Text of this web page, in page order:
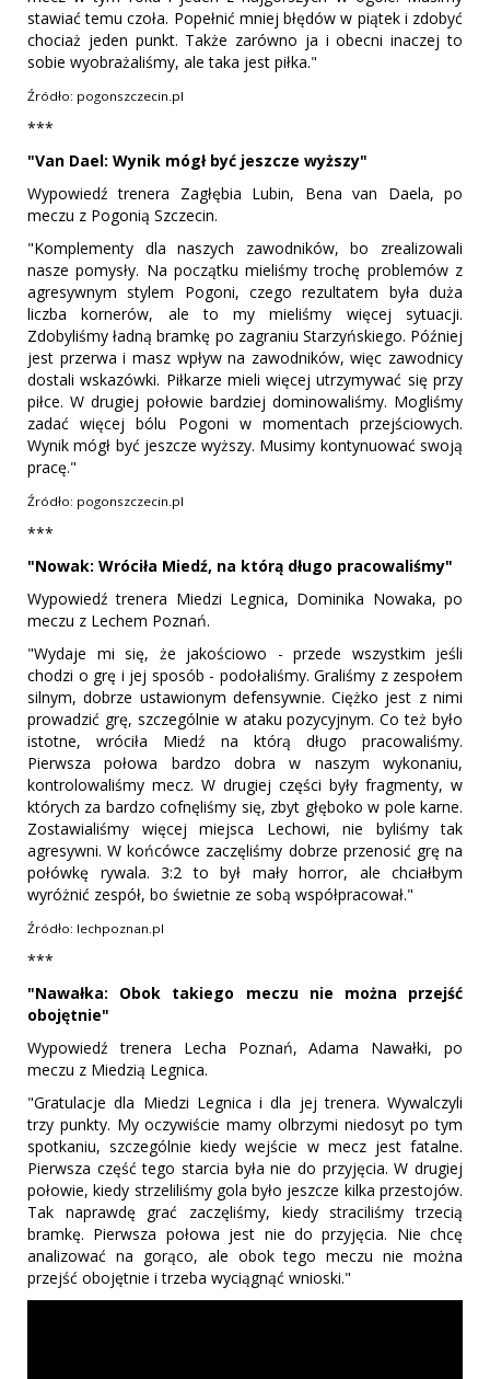
stawiać temu czoła. Popełnić mniej błędów w piątek i zdobyć
chociaż jeden punkt. Także zarówno ja i obecni inaczej to
sobie wyobrażaliśmy, ale taka jest piłka."
Źródło: pogonszczecin.pl
***
"Van Dael: Wynik mógł być jeszcze wyższy"
Wypowiedź trenera Zagłębia Lubin, Bena van Daela, po
meczu z Pogonią Szczecin.
"Komplementy dla naszych zawodników, bo zrealizowali
nasze pomysły. Na początku mieliśmy trochę problemów z
agresywnym stylem Pogoni, czego rezultatem była duża
liczba kornerów, ale to my mieliśmy więcej sytuacji.
Zdobyliśmy ładną bramkę po zagraniu Starzyńskiego. Później
jest przerwa i masz wpływ na zawodników, więc zawodnicy
dostali wskazówki. Piłkarze mieli więcej utrzymywać się przy
piłce. W drugiej połowie bardziej dominowaliśmy. Mogliśmy
zadać więcej bólu Pogoni w momentach przejściowych.
Wynik mógł być jeszcze wyższy. Musimy kontynuować swoją
pracę."
Źródło: pogonszczecin.pl
***
"Nowak: Wróciła Miedź, na którą długo pracowaliśmy"
Wypowiedź trenera Miedzi Legnica, Dominika Nowaka, po
meczu z Lechem Poznań.
"Wydaje mi się, że jakościowo - przede wszystkim jeśli
chodzi o grę i jej sposób - podołaliśmy. Graliśmy z zespołem
silnym, dobrze ustawionym defensywnie. Ciężko jest z nimi
prowadzić grę, szczególnie w ataku pozycyjnym. Co też było
istotne, wróciła Miedź na którą długo pracowaliśmy.
Pierwsza połowa bardzo dobra w naszym wykonaniu,
kontrolowaliśmy mecz. W drugiej części były fragmenty, w
których za bardzo cofnęliśmy się, zbyt głęboko w pole karne.
Zostawialiśmy więcej miejsca Lechowi, nie byliśmy tak
agresywni. W końcówce zaczęliśmy dobrze przenosić grę na
połówkę rywala. 3:2 to był mały horror, ale chciałbym
wyróżnić zespół, bo świetnie ze sobą współpracował."
Źródło: lechpoznan.pl
***
"Nawałka: Obok takiego meczu nie można przejść
obojętnie"
Wypowiedź trenera Lecha Poznań, Adama Nawałki, po
meczu z Miedzią Legnica.
"Gratulacje dla Miedzi Legnica i dla jej trenera. Wywalczyli
trzy punkty. My oczywiście mamy olbrzymi niedosyt po tym
spotkaniu, szczególnie kiedy wejście w mecz jest fatalne.
Pierwsza część tego starcia była nie do przyjęcia. W drugiej
połowie, kiedy strzeliliśmy gola było jeszcze kilka przestojów.
Tak naprawdę grać zaczęliśmy, kiedy straciliśmy trzecią
bramkę. Pierwsza połowa jest nie do przyjęcia. Nie chcę
analizować na gorąco, ale obok tego meczu nie można
przejść obojętnie i trzeba wyciągnąć wnioski."